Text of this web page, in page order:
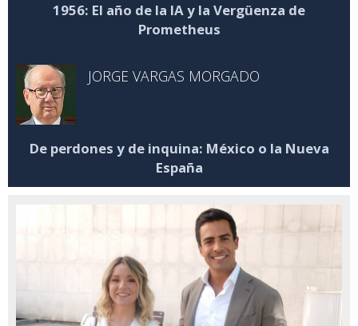
1956: El año de la IA y la Vergüenza de
Prometheus
JORGE VARGAS MORGADO
De perdones y de inquina: México o la Nueva
España